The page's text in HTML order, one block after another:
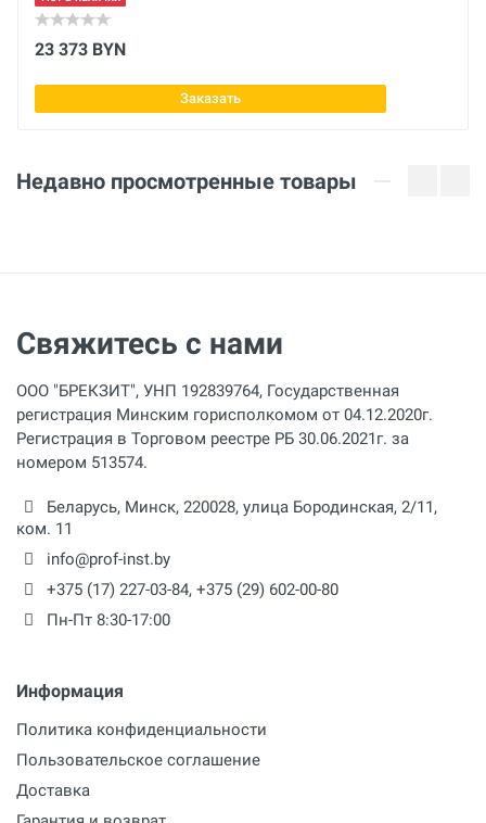
Материал труб
Мощность нагревательного элемента
Мощность торцевателя
Общая мощность
Температура окружающей среды
+40 °C
23 373 BYN
Заказать
Недавно просмотренные товары
Свяжитесь с нами
ООО "БРЕКЗИТ", УНП 192839764, Государственная
регистрация Минским горисполкомом от 04.12.2020г.
Регистрация в Торговом реестре РБ 30.06.2021г. за
номером 513574.
Беларусь, Минск, 220028, улица Бородинская, 2/11,
ком. 11
info@prof-inst.by
+375 (17) 227-03-84, +375 (29) 602-00-80
Пн-Пт 8:30-17:00
Информация
Политика конфиденциальности
Пользовательское соглашение
Доставка